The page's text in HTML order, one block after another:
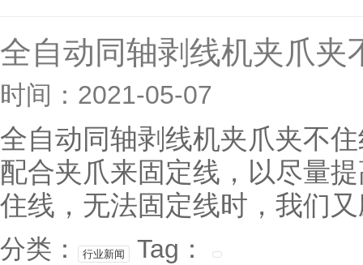
全自动同轴剥线机夹爪夹
时间：2021-05-07
全自动同轴剥线机夹爪夹不
配合夹爪来固定线，以尽量
住线，无法固定线时，我们
分类： 行业新闻 Tag：